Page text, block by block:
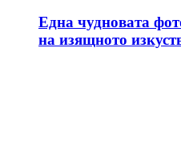
Една чудновата
на изящното